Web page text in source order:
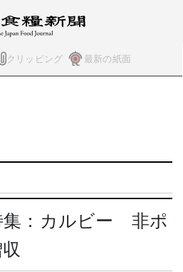
クリッピング 最新の紙面
集：カルビー 非ポ